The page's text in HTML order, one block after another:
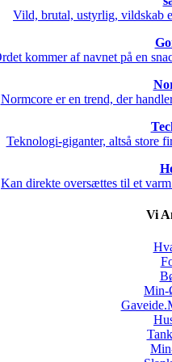
Vild, brutal, ustyrlig, vildskab
kommer af navnet på en
Normcore er en trend, der
Teknologi-giganter, altså store
Kan direkte oversættes til et
Vi
Min-